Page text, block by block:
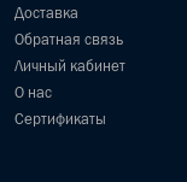
Доставка
Обратная связь
Личный кабинет
О нас
Сертификаты